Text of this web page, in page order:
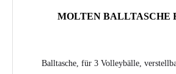
MOLTEN BALLTASCHE
Balltasche, für 3 Volleybälle,